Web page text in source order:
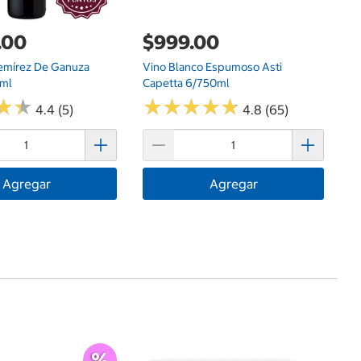
De Ganuza
★
★ 4.4 (5)
Agregar
$999.00
Vino Blanco Espumoso Asti
Capetta 6/750ml
★★★★★
★★★★★ 4.8 (65)
Agregar